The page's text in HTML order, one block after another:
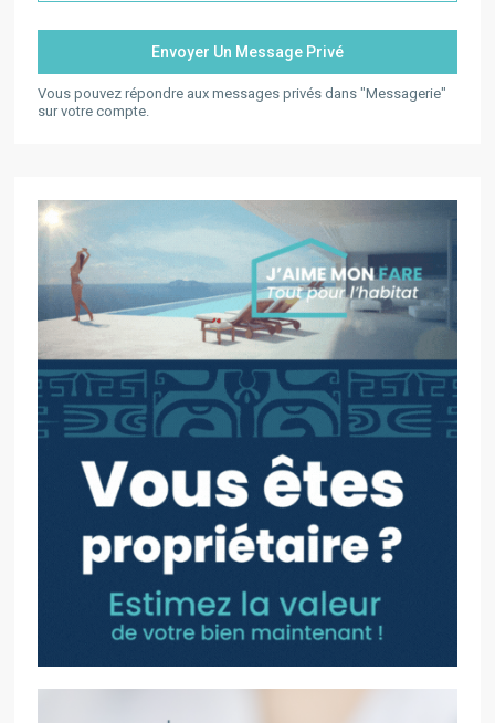
Vous pouvez répondre aux messages privés dans "Messagerie"
sur votre compte.